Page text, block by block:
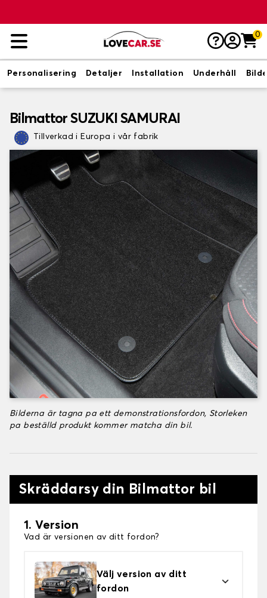
0
Personalisering Detaljer Installation Underhåll
Bilmattor SUZUKI SAMURAI
Tillverkad i Europa i vår fabrik
Bilderna är tagna pa ett demonstrationsfordon, Storleken
pa beställd produkt kommer matcha din bil.
Skräddarsy din Bilmattor bil
1. Version
Vad är versionen av ditt fordon?
Välj version av ditt
fordon